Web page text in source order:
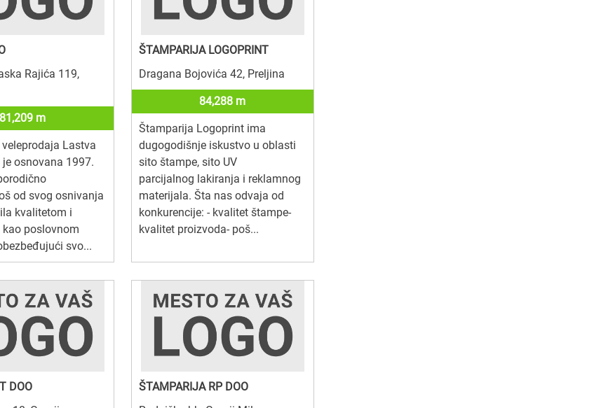
Rajića 119,
81,209 m
Lastva
je osnovana 1997.
od svog osnivanja
kvalitetom i
poslovnom
svo...
ŠTAMPARIJA LOGOPRINT
Dragana Bojovića 42, Preljina
84,288 m
Štamparija Logoprint ima
dugogodišnje iskustvo u oblasti
sito štampe, sito UV
parcijalnog lakiranja i reklamnog
materijala. Šta nas odvaja od
konkurencije: - kvalitet štampe-
kvalitet proizvoda- poš...
DOO
ŠTAMPARIJA RP DOO